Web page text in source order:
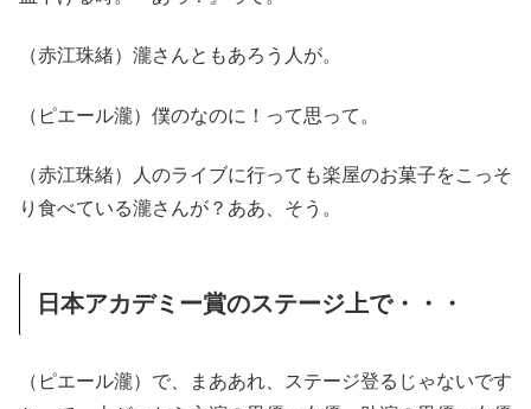
（赤江珠緒）瀧さんともあろう人が。
（ピエール瀧）僕のなのに！って思って。
（赤江珠緒）人のライブに行っても楽屋のお菓子をこっそ
り食べている瀧さんが？ああ、そう。
日本アカデミー賞のステージ上で・・・
（ピエール瀧）で、まああれ、ステージ登るじゃないです